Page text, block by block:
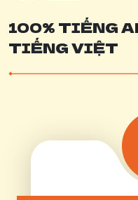
100% TIẾNG
TIẾNG VIỆT